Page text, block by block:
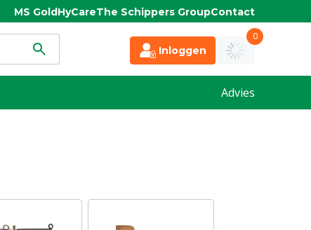
MS GoldHyCareThe Schippers GroupContact
Inloggen
0
Advies